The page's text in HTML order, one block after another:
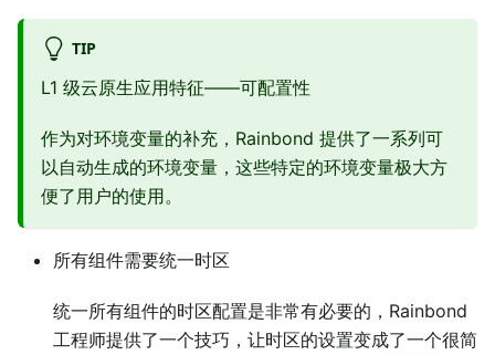
TIP
L1 级云原生应用特征——可配置性
作为对环境变量的补充，Rainbond 提供了一系列可
以自动生成的环境变量，这些特定的环境变量极大方
便了用户的使用。
所有组件需要统一时区
统一所有组件的时区配置是非常有必要的，Rainbond
工程师提供了一个技巧，让时区的设置变成了一个很简